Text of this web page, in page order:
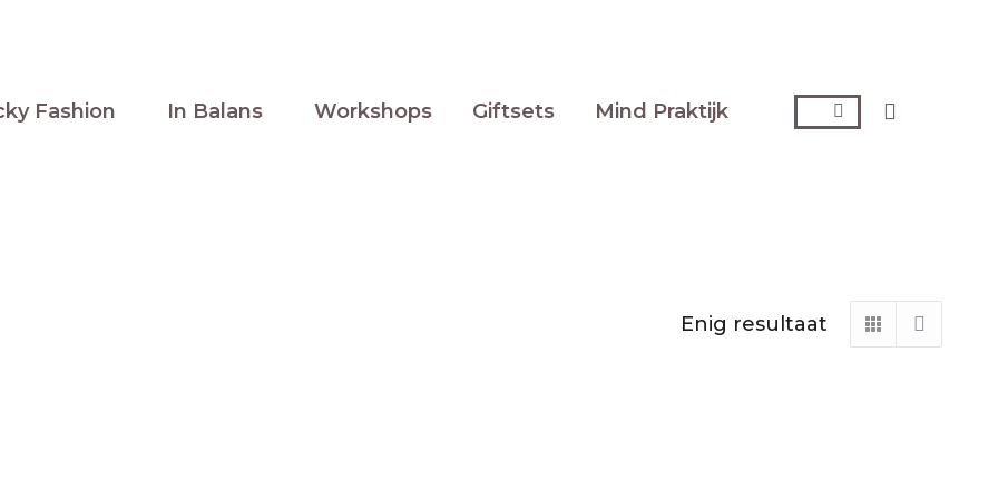
Fashion In Balans Workshops Giftsets Mind Praktijk Zoeken:
Enig resultaat